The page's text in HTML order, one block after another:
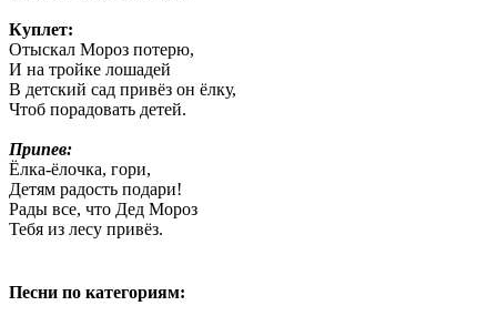
Куплет:
Отыскал Мороз потерю,
И на тройке лошадей
В детский сад привёз он ёлку,
Чтоб порадовать детей.
Припев:
Ёлка-ёлочка, гори,
Детям радость подари!
Рады все, что Дед Мороз
Тебя из лесу привёз.
Песни по категориям: